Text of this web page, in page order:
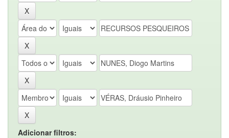
Adicionar filtros: